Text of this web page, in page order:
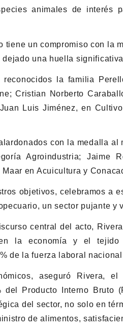
animales de interés
tiene un compromiso con la
dejado una huella
reconocidos la familia
Cristian Norberto
Luis Jiménez, en
con la medalla
Agroindustria; Jaime
en Acuicultura y
objetivos, celebramos a
un sector pujante y
central del acto,
la economía y el tejido
de la fuerza laboral
aseguró Rivera,
del Producto Interno Bruto
del sector, no solo en
de alimentos,